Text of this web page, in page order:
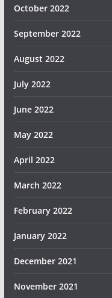
October 2022
September 2022
August 2022
July 2022
June 2022
May 2022
April 2022
March 2022
February 2022
January 2022
December 2021
November 2021